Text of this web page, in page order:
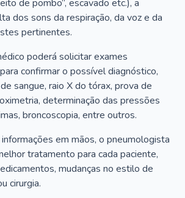
de pombo”, escavado etc.), a
dos sons da respiração, da voz e da
pertinentes.
poderá solicitar exames
confirmar o possível diagnóstico,
sangue, raio X do tórax, prova de
determinação das pressões
broncoscopia, entre outros.
em mãos, o pneumologista
tratamento para cada paciente,
mudanças no estilo de
cirurgia.